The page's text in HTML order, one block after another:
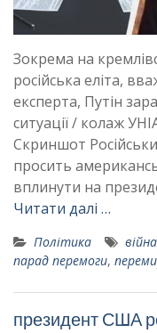
Зокрема на
російська еліта,
експерта, Путін
ситуації / колаж
Скриншот
просить
вплинути на
Читати далі …
Політика
парад перемоги,
президент США